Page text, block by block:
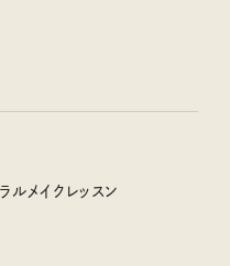
ルメイクレッスン